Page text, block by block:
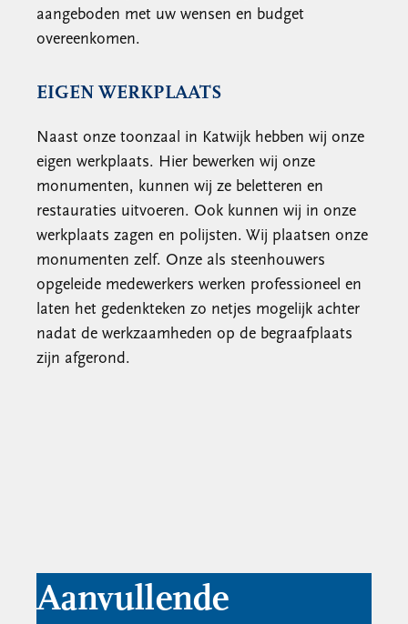
aangeboden met uw wensen en budget
overeenkomen.
EIGEN WERKPLAATS
Naast onze toonzaal in Katwijk hebben wij onze
eigen werkplaats. Hier bewerken wij onze
monumenten, kunnen wij ze beletteren en
restauraties uitvoeren. Ook kunnen wij in onze
werkplaats zagen en polijsten. Wij plaatsen onze
monumenten zelf. Onze als steenhouwers
opgeleide medewerkers werken professioneel en
laten het gedenkteken zo netjes mogelijk achter
nadat de werkzaamheden op de begraafplaats
zijn afgerond.
Aanvullende